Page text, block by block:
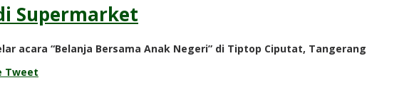
Supermarket
acara “Belanja Bersama Anak Negeri” di Tiptop Ciputat, Tangerang
Tweet